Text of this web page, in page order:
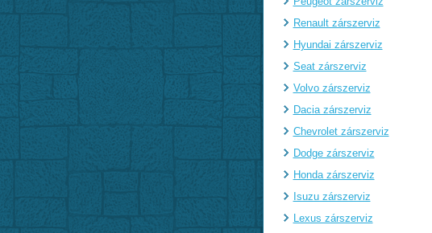
Renault zárszerviz
Hyundai zárszerviz
Seat zárszerviz
Volvo zárszerviz
Dacia zárszerviz
Chevrolet zárszerviz
Dodge zárszerviz
Honda zárszerviz
Isuzu zárszerviz
Lexus zárszerviz